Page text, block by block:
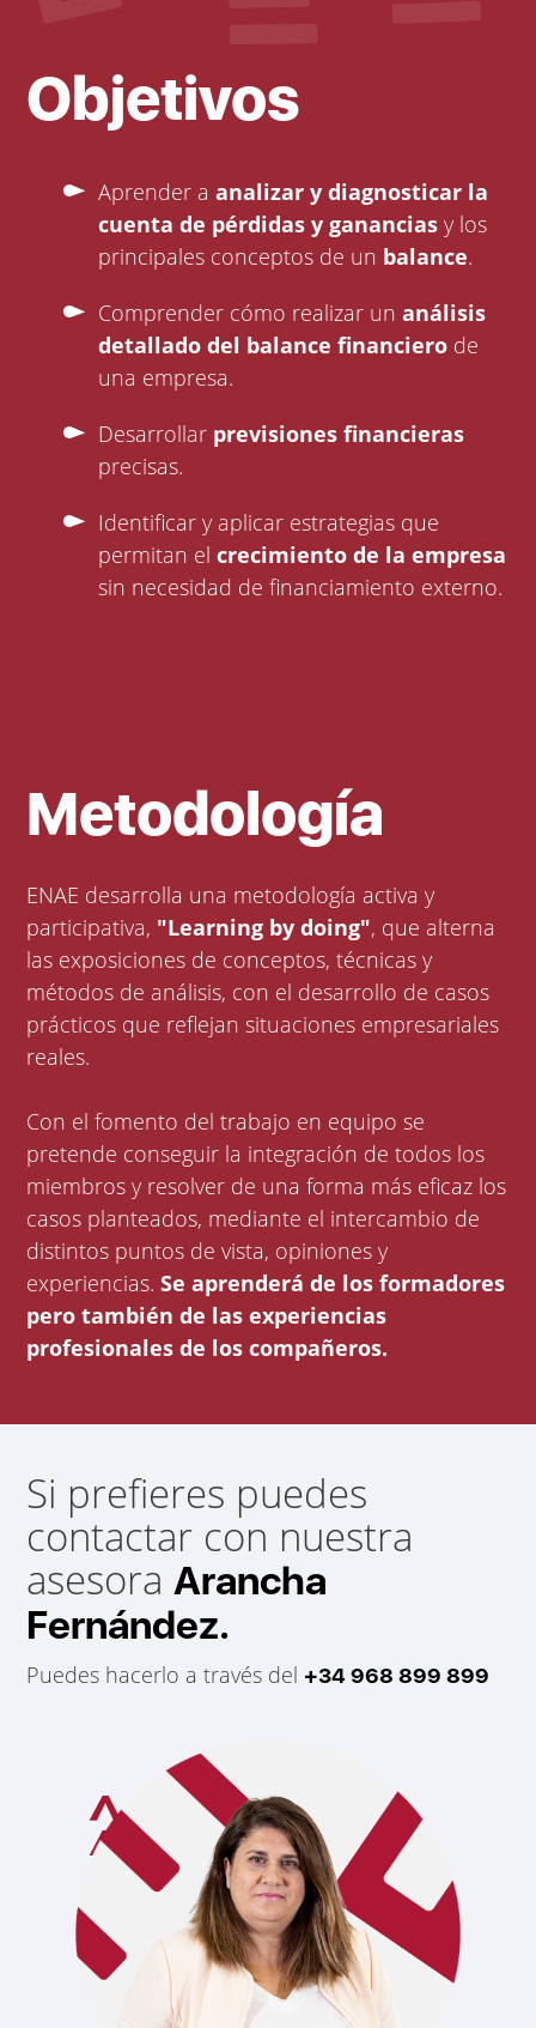
Objetivos
Aprender aanalizar y diagnosticar la
cuenta de pérdidas y ganancias y los
principales conceptos de un balance.
Comprender cómo realizar unanálisis
detallado del balance financiero de
una empresa.
Desarrollar previsiones financieras
precisas.
Identificar y aplicar estrategias que
permitan elcrecimiento de la empresa
sin necesidad de financiamiento externo.
Metodología
ENAE desarrolla una metodología activa y
participativa, "Learning by doing", que alterna
las exposiciones de conceptos, técnicas y
métodos de análisis, con el desarrollo de casos
prácticos que reflejan situaciones empresariales
reales.
Con el fomento del trabajo en equipo se
pretende conseguir la integración de todos los
miembros y resolver de una forma más eficaz los
casos planteados, mediante el intercambio de
distintos puntos de vista, opiniones y
experiencias. Se aprenderá de los formadores
pero también de las experiencias
profesionales de los compañeros.
Si prefieres puedes
contactar con nuestra
asesoraArancha
Fernández.
Puedes hacerlo a través del +34 968 899 899